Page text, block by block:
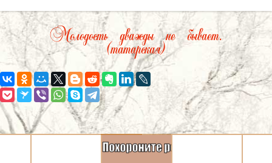
Молодость дважды не бывает.
(татарская)